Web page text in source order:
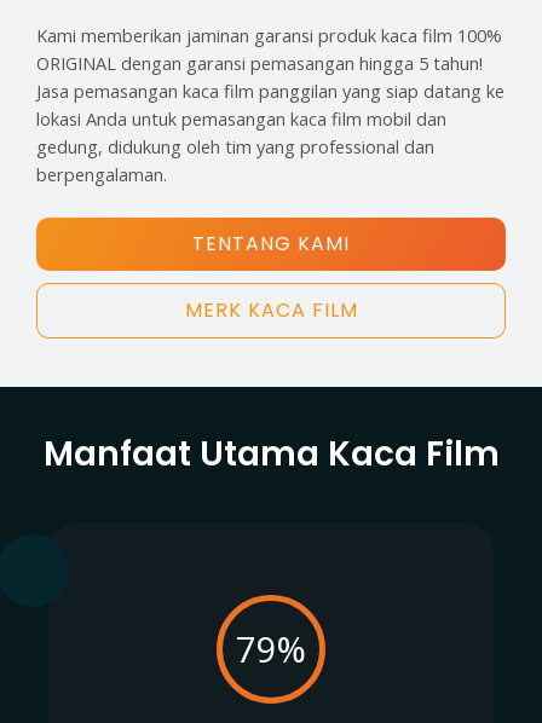
Kami memberikan jaminan garansi produk kaca film 100%
ORIGINAL dengan garansi pemasangan hingga 5 tahun!
Jasa pemasangan kaca film panggilan yang siap datang ke
lokasi Anda untuk pemasangan kaca film mobil dan
gedung, didukung oleh tim yang professional dan
berpengalaman.
TENTANG KAMI
MERK KACA FILM
Manfaat Utama Kaca Film
79%